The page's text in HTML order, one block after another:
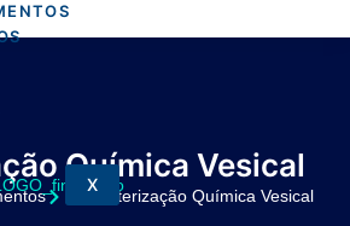
X
Química Vesical
Cauterização Química Vesical